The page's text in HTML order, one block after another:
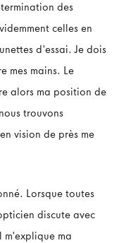
des
celles en
d'essai. Je dois
mes mains. Le
alors ma position de
trouvons
vision de près me
Lorsque toutes
discute avec
m'explique ma